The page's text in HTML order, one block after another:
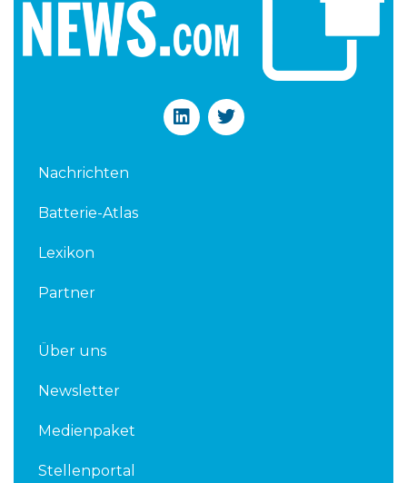
L
i
T
w
Nachrichten
Batterie-Atlas
Lexikon
Partner
Über uns
Newsletter
Medienpaket
Stellenportal